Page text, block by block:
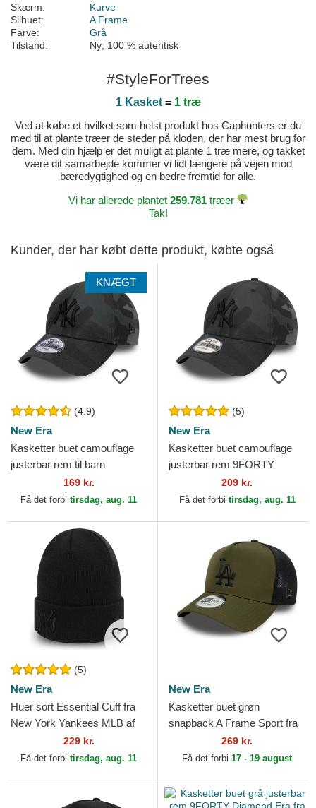
Skærm:
Kurve
Silhuet:
A Frame
Farve:
Grå
Tilstand:
Ny; 100 % autentisk
#StyleForTrees
1 Kasket= 1 træ
Ved at købe et hvilket som helst produkt hos Caphunters er du
med til at plante træer de steder på kloden, der har mest brug for
dem. Med din hjælp er det muligt at plante 1 træ mere, og takket
være dit samarbejde kommer vi lidt længere på vejen mod
bæredygtighed og en bedre fremtid for alle.
Vi har allerede plantet 259.781 træer
Tak!
Kunder, der har købt dette produkt, købte også
KNÆGT
(4.9)
New Era
Kasketter buet camouflage
justerbar rem til barn
9FORTY League Essential
fra New York Yankees MLB...
169 kr.
Få det forbi tirsdag, aug. 11
(5)
New Era
Kasketter buet camouflage
justerbar rem 9FORTY
League Essential fra New
York Yankees MLB af New
209 kr.
Få det forbi tirsdag, aug. 11
(5)
New Era
Huer sort Essential Cuff fra
New York Yankees MLB af
229 kr.
Få det forbi tirsdag, aug. 11
New Era
Kasketter buet grøn
snapback A Frame Sport fra
Los Angeles Dodgers MLB af
New Era
269 kr.
Få det forbi 17 - 19 august